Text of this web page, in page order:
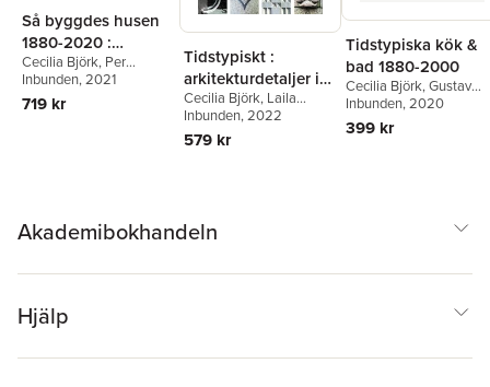
Så byggdes husen
1880-2020 :
arkitektur,
konstruktion och
material i våra
Cecilia Björk, Per
Kallstenius,Laila Reppen
Inbunden, 2021
719 kr
Tidstypiskt :
arkitekturdetaljer i
flerbostadshus
1880-1990
Cecilia Björk, Laila
Reppen
Inbunden, 2022
579 kr
Tidstypiska kök &
bad 1880-2000
Cecilia Björk,Gustav
Bergström,Laila
Inbunden, 2020
399 kr
Akademibokhandeln
Hjälp